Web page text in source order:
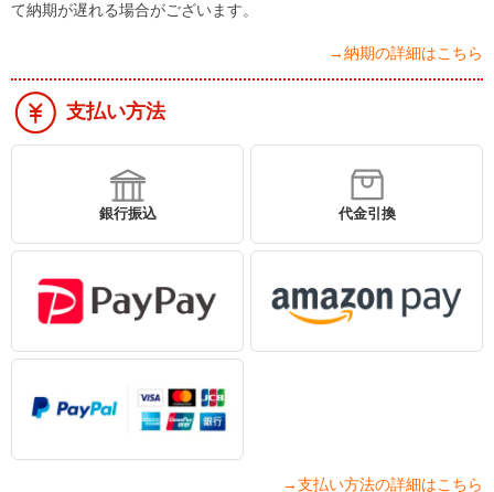
て納期が遅れる場合がございます。
→納期の詳細はこちら
支払い方法
銀行振込 代金引換
→支払い方法の詳細はこちら